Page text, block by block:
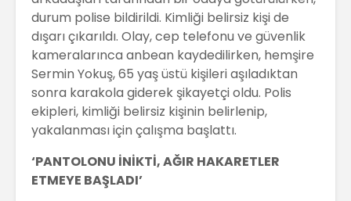
durum polise bildirildi. Kimliği belirsiz kişi de
dışarı çıkarıldı. Olay, cep telefonu ve güvenlik
kameralarınca anbean kaydedilirken, hemşire
Sermin Yokuş, 65 yaş üstü kişileri aşıladıktan
sonra karakola giderek şikayetçi oldu. Polis
ekipleri, kimliği belirsiz kişinin belirlenip,
yakalanması için çalışma başlattı.
‘PANTOLONU İNİKTİ, AĞIR HAKARETLER
ETMEYE BAŞLADI’